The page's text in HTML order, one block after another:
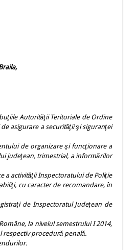
Autorităţii Teritoriale de Ordine
asigurare a securităţii şi siguranţei
de organizare şi funcţionare a
judeţean, trimestrial, a informărilor
a activităţii Inspectoratului de Poliţie
cu caracter de recomandare, în
de Inspectoratul Judeţean de
la nivelul semestrului I 2014,
respectiv procedură penală.